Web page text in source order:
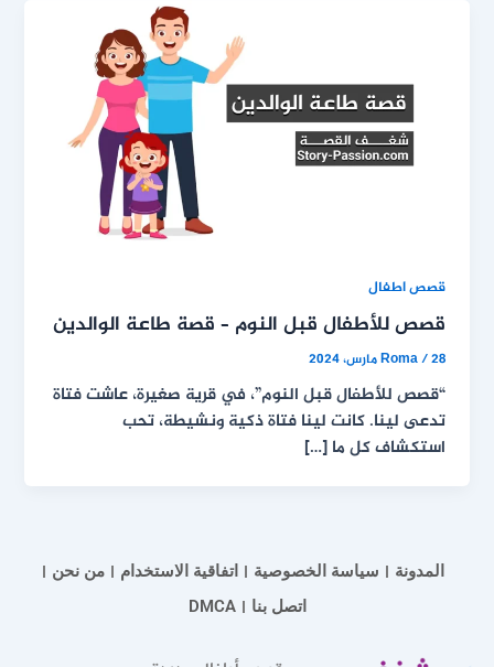
قصص اطفال
قصص للأطفال قبل النوم – قصة طاعة الوالدين
Roma/28 مارس، 2024
“قصص للأطفال قبل النوم”، في قرية صغيرة، عاشت فتاة
تدعى لينا. كانت لينا فتاة ذكية ونشيطة، تحب
استكشاف كل ما […]
المدونة سياسة الخصوصية اتفاقية الاستخدام
من نحن
اتصل بنا
DMCA